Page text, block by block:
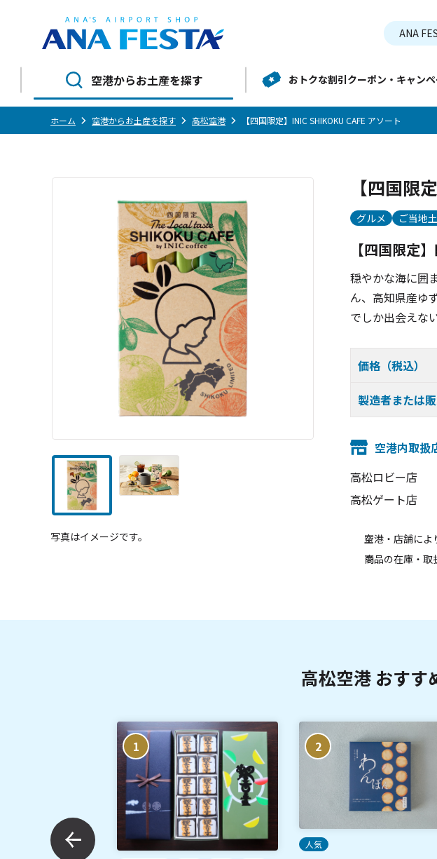
ANA
空港からお土産を探す おトクな割引クーポン・キャン
ホーム 空港からお土産を探す 高松空港 【四国限定】INIC SHIKOKU CAFE アソート
写真はイメージです。
【四国限
グルメ ご当地
【四国限定
穏やかな海に囲
ん、高知県産ゆ
でしか出会えな
価格（税込）
製造者または
空港内取扱
高松ロビー店
高松ゲート店
空港・店舗によ
商品の在庫・取
高松空港 おすす
1 2
人気